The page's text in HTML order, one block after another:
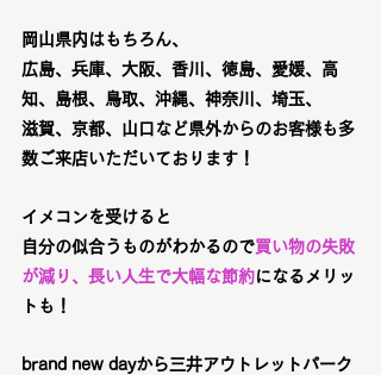
岡山県内はもちろん、
広島、兵庫、大阪、香川、徳島、愛媛、高
知、島根、鳥取、沖縄、神奈川、埼玉、
滋賀、京都、山口など県外からのお客様も多
数ご来店いただいております！
イメコンを受けると
自分の似合うものがわかるので買い物の失敗
が減り、長い人生で大幅な節約になるメリッ
トも！
brand new dayから三井アウトレットパーク